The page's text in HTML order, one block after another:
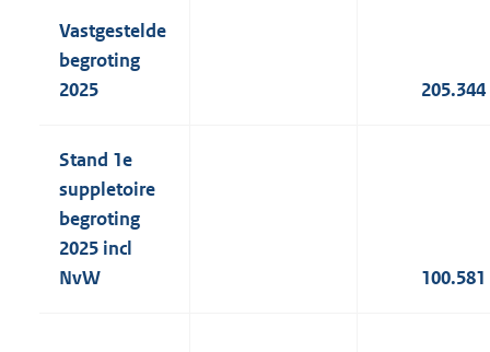
Vastgestelde
begroting
2025
205.344
Stand 1e
suppletoire
begroting
2025 incl
NvW
100.581